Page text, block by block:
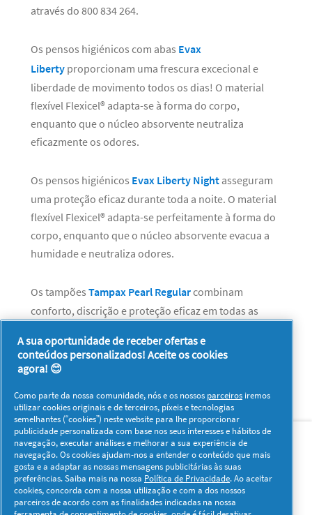
através do 800 834 264.
Os pensos higiénicos com abas Evax
Liberty proporcionam uma frescura excecional e
liberdade de movimento todos os dias! O material
flexível Flexicel® adapta-se à forma do corpo,
enquanto que o núcleo absorvente neutraliza
eficazmente os odores.
Os pensos higiénicos Evax Liberty Night asseguram
uma proteção eficaz durante toda a noite. O material
flexível Flexicel® adapta-se perfeitamente à forma do
corpo, enquanto que o núcleo absorvente evacua a
humidade e neutraliza odores.
Os tampões Tampax Pearl Regularcombinam
conforto, discrição e proteção eficaz em todas as
tampão e a sua cobertura macia previne fugas.
Sobre nós Contacto Visitar www.pg.com
Redes Sociais
A sua oportunidade de receber ofertas e
conteúdos personalizados! Aceite os cookies
agora! 😊
Como parte da nossa comunidade, nós e os nossos parceiros iremos
utilizar cookies originais e de terceiros, píxeis e tecnologias
semelhantes (“cookies”) neste website para lhe proporcionar
publicidade personalizada com base nos seus interesses e hábitos de
navegação, executar análises e melhorar a sua experiência de
navegação. Os cookies ajudam-nos a entender o conteúdo que mais
gosta e a adaptar as nossas mensagens publicitárias às suas
preferências. Saiba mais na nossa Política de Privacidade. Ao aceitar
cookies, concorda com a nossa utilização e com a dos nossos
parceiros de acordo com as finalidades indicadas na nossa